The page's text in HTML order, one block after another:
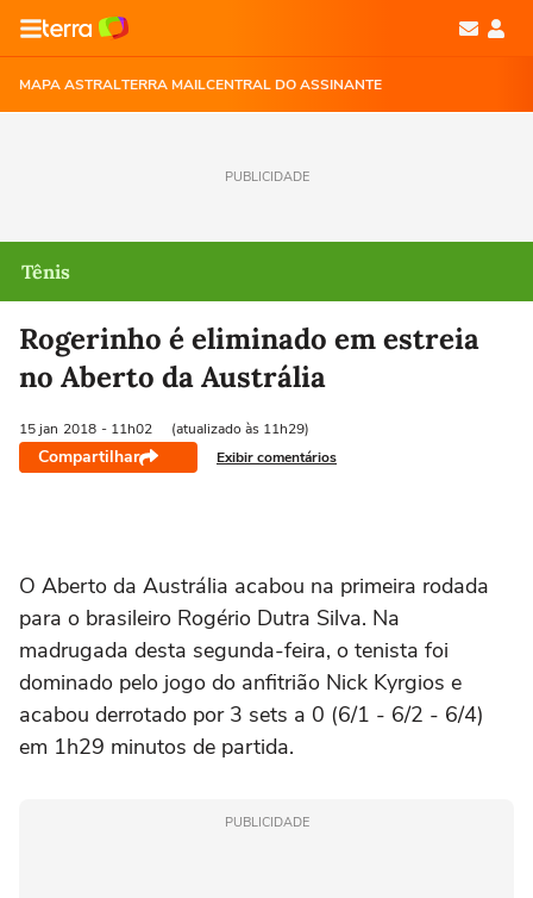
MAPA ASTRALTERRA MAILCENTRAL DO ASSINANTE
PUBLICIDADE
Tênis
Rogerinho é eliminado em estreia
no Aberto da Austrália
15 jan 2018 - 11h02 (atualizado às 11h29)
Compartilhar Exibir comentários
O Aberto da Austrália acabou na primeira rodada
para o brasileiro Rogério Dutra Silva. Na
madrugada desta segunda-feira, o tenista foi
dominado pelo jogo do anfitrião Nick Kyrgios e
acabou derrotado por 3 sets a 0 (6/1 - 6/2 - 6/4)
em 1h29 minutos de partida.
PUBLICIDADE